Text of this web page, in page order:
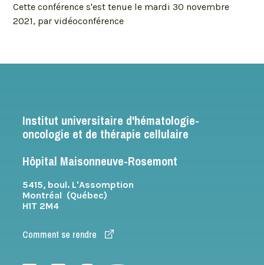
Cette conférence s'est tenue le mardi 30 novembre
2021, par vidéoconférence
Institut universitaire d'hématologie-
oncologie et de thérapie cellulaire
Hôpital Maisonneuve-Rosemont
5415, boul. L'Assomption
Montréal (Québec)
H1T 2M4
Comment se rendre